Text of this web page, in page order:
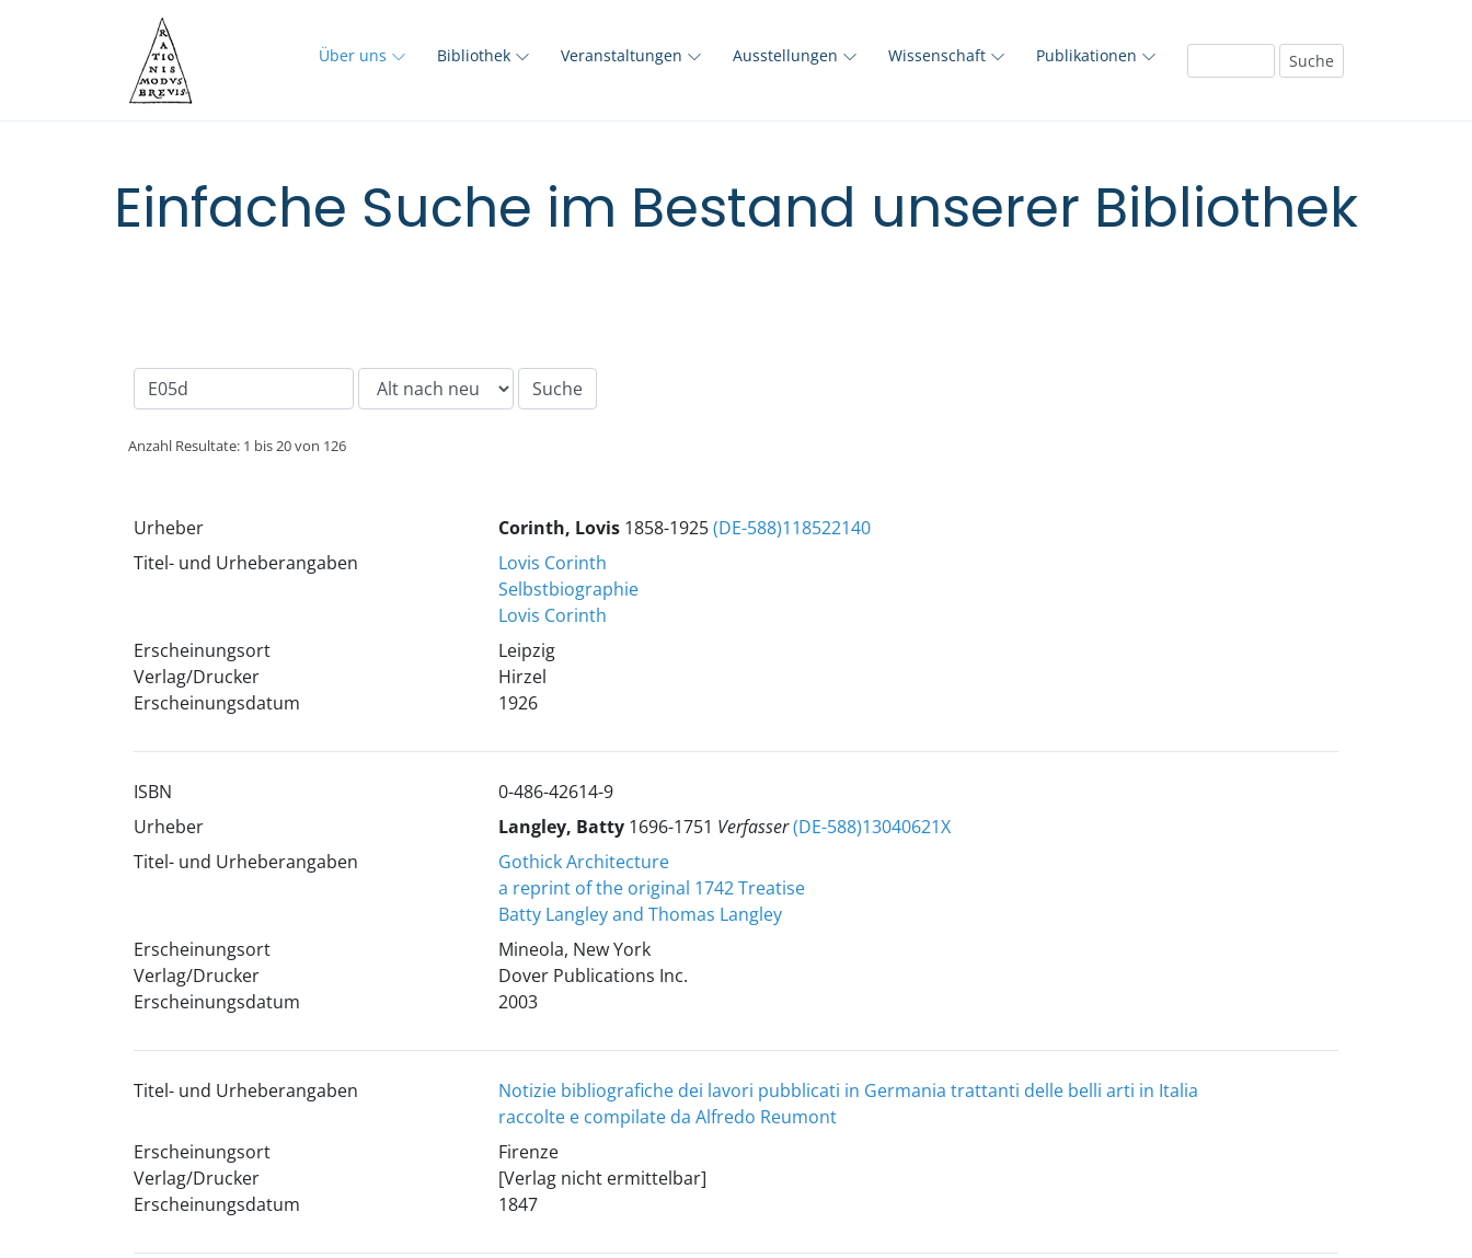
Über uns Bibliothek Veranstaltungen Ausstellungen Wissenschaft Publikationen
Einfache Suche im Bestand unserer Bibliothek
Anzahl Resultate: 1 bis 20 von 126
Urheber Corinth, Lovis 1858-1925(DE-588)118522140
Titel- und Urheberangaben
Lovis Corinth
Selbstbiographie
Lovis Corinth
Erscheinungsort
Verlag/Drucker
Erscheinungsdatum
Leipzig
Hirzel
1926
ISBN
0-486-42614-9
Urheber
Langley, Batty 1696-1751 Verfasser(DE-588)13040621X
Titel- und Urheberangaben
Gothick Architecture
a reprint of the original 1742 Treatise
Batty Langley and Thomas Langley
Erscheinungsort
Verlag/Drucker
Erscheinungsdatum
Mineola, New York
Dover Publications Inc.
2003
Titel- und Urheberangaben
Notizie bibliografiche dei lavori pubblicati in Germania trattanti delle belli arti in Italia
raccolte e compilate da Alfredo Reumont
Erscheinungsort
Verlag/Drucker
Erscheinungsdatum
Firenze
[Verlag nicht ermittelbar]
1847